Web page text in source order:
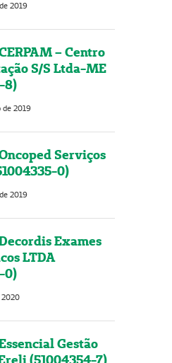
2019
– Centro
S/S Ltda-ME
8)
de 2019
Serviços
0)
2019
Exames
LTDA
0)
2020
Gestão